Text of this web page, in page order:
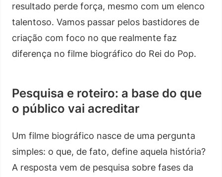
resultado perde força, mesmo com um elenco
talentoso. Vamos passar pelos bastidores de
criação com foco no que realmente faz
diferença no filme biográfico do Rei do Pop.
Pesquisa e roteiro: a base do que
o público vai acreditar
Um filme biográfico nasce de uma pergunta
simples: o que, de fato, define aquela história?
A resposta vem de pesquisa sobre fases da